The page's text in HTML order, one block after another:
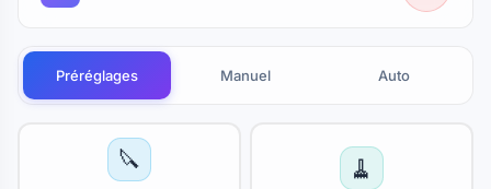
Préréglages Manuel Auto
🔪 🧹